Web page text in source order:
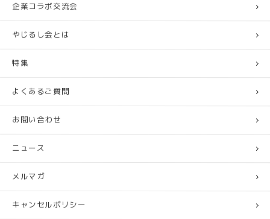
企業コラボ交流会
やじるし会とは
特集
よくあるご質問
お問い合わせ
ニュース
メルマガ
キャンセルポリシー